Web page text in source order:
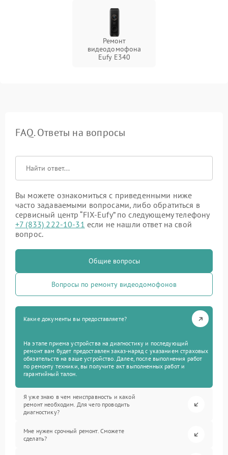
Ремонт
видеодомофона
Eufy E340
FAQ. Ответы на вопросы
Вы можете ознакомиться с приведенными ниже
часто задаваемыми вопросами, либо обратиться в
сервисный центр “FIX-Eufy” по следующему телефону
+7 (833) 222-10-31 если не нашли ответ на свой
вопрос.
Общие вопросы
Вопросы по ремонту видеодомофонов
Какие документы вы предоставляете?
На этапе приема устройства на диагностику и последующий
ремонт вам будет предоставлен заказ-наряд с указанием страховых
обязательств на ваше устройство. Далее, после выполнения работ
по ремонту техники, вы получите акт выполненных работ и
гарантийный талон.
Я уже знаю в чем неисправность и какой
ремонт необходим. Для чего проводить
диагностику?
Мне нужен срочный ремонт. Сможете
сделать?